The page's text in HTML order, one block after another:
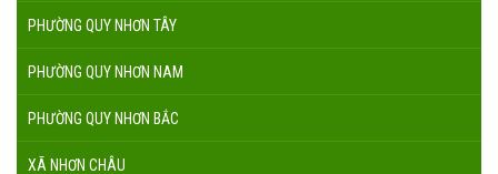
PHƯỜNG QUY NHƠN TÂY
PHƯỜNG QUY NHƠN NAM
PHƯỜNG QUY NHƠN BẮC
XÃ NHƠN CHÂU